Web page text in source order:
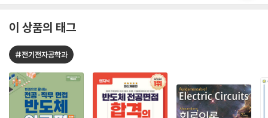
이 상품의 태그
#전기전자공학과